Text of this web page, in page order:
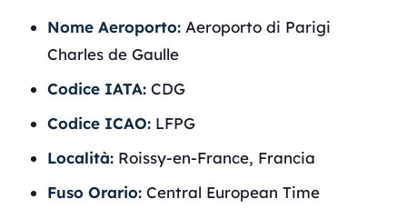
Nome Aeroporto: Aeroporto di Parigi
Charles de Gaulle
Codice IATA: CDG
Codice ICAO: LFPG
Località: Roissy-en-France, Francia
Fuso Orario: Central European Time